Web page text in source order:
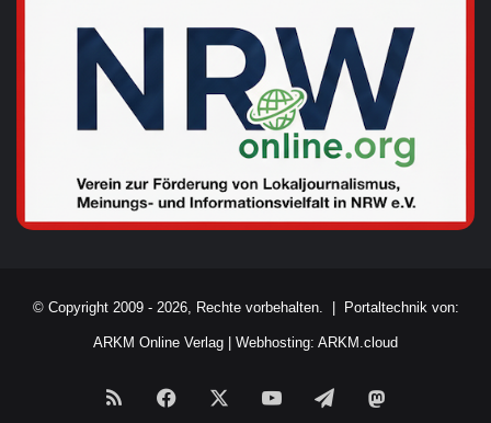
© Copyright 2009 - 2026, Rechte vorbehalten. | Portaltechnik von:
ARKM Online Verlag Webhosting: ARKM.cloud
RSS Facebook YouTubeTelegram